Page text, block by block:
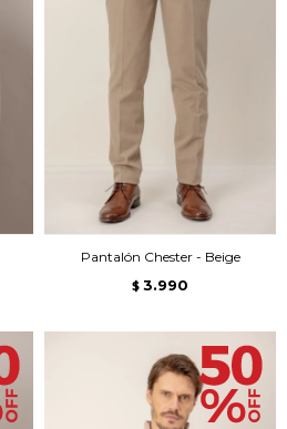
Pantalón Chester - Beige
$ 3.990